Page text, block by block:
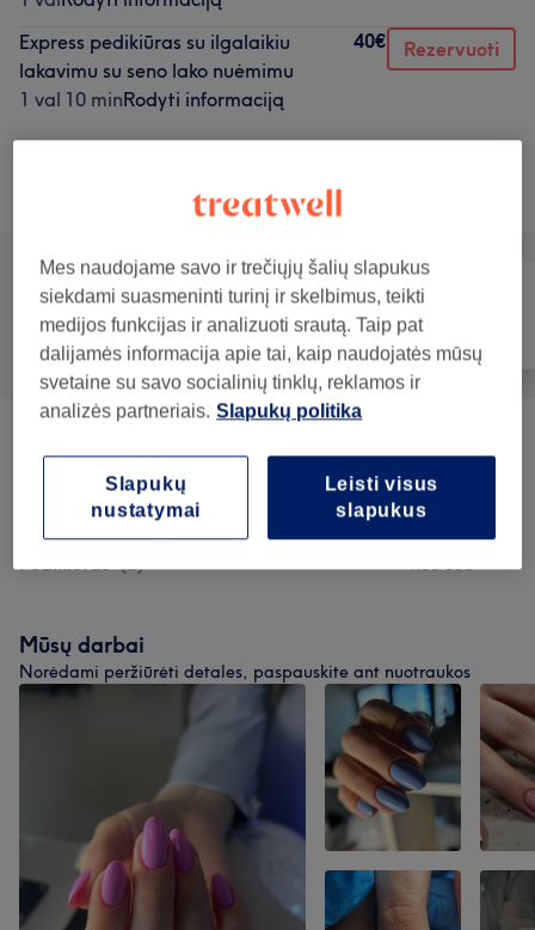
Express pedikiūras su ilgalaikiu
lakavimu su seno lako nuėmimu
1 val 10 minRodyti informaciją
40€ Rezervuoti
Teikiamos paslaugos
Visos paslaugos Nagai
Nagų Priauginimas nuo 45€
Pedikiūras (2)
Mūsų darbai
Norėdami peržiūrėti detales, paspauskite ant nuotraukos
Mes naudojame savo ir trečiųjų šalių slapukus
siekdami suasmeninti turinį ir skelbimus, teikti
medijos funkcijas ir analizuoti srautą. Taip pat
dalijamės informacija apie tai, kaip naudojatės mūsų
svetaine su savo socialinių tinklų, reklamos ir
analizės partneriais. Slapukų politika
Leisti visus
slapukus
Slapukų
nustatymai